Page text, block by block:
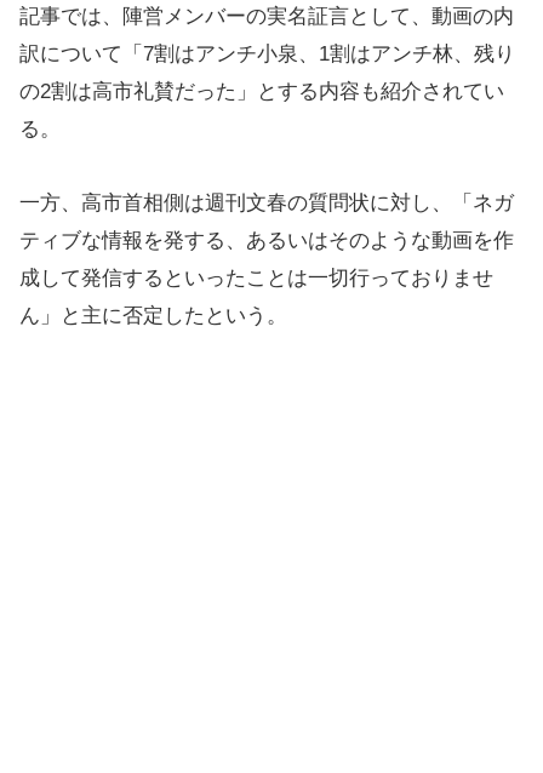
記事では、陣営メンバーの実名証言として、動画の内
訳について「7割はアンチ小泉、1割はアンチ林、残り
の2割は高市礼賛だった」とする内容も紹介されてい
る。
一方、高市首相側は週刊文春の質問状に対し、「ネガ
ティブな情報を発する、あるいはそのような動画を作
成して発信するといったことは一切行っておりませ
ん」と主に否定したという。